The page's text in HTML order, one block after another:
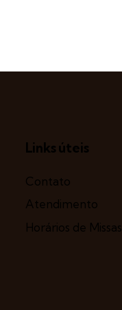
Links úteis
Contato
Atendimento
Horários de Missas